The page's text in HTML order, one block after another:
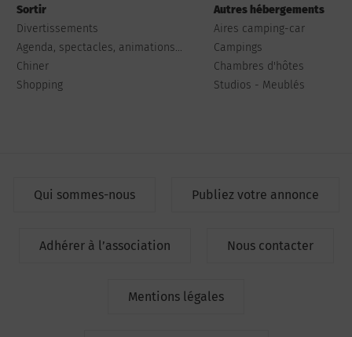
Sortir
Divertissements
Agenda, spectacles, animations...
Chiner
Shopping
Autres hébergements
Aires camping-car
Campings
Chambres d'hôtes
Studios - Meublés
Qui sommes-nous Publiez votre annonce
Adhérer à l’association Nous contacter
Mentions légales